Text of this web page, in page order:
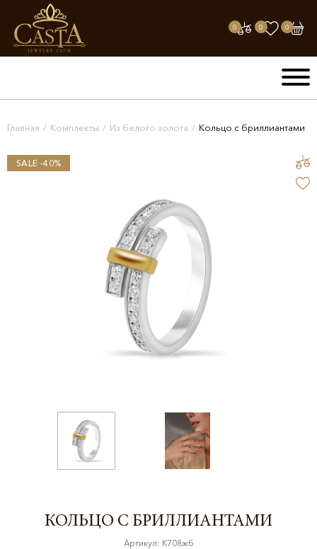
0 0 0
Главная / Комплекты / Из белого золота / Кольцо с бриллиантами
SALE -40%
КОЛЬЦО С БРИЛЛИАНТАМИ
Артикул: К708жб